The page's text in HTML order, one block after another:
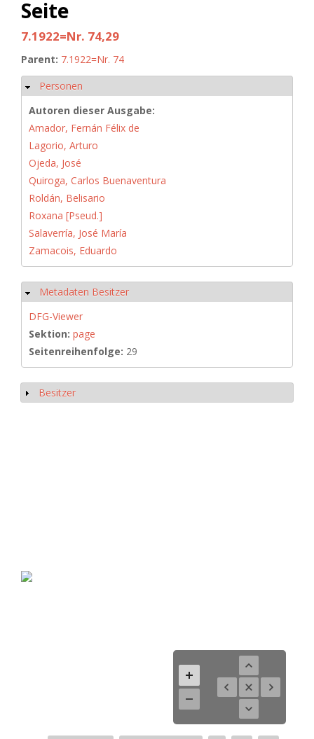
Seite
7.1922=Nr. 74,29
Parent: 7.1922=Nr. 74
Hide
Personen
Autoren dieser Ausgabe:
Amador, Fernán Félix de
Lagorio, Arturo
Ojeda, José
Quiroga, Carlos Buenaventura
Roldán, Belisario
Roxana [Pseud.]
Salaverría, José María
Zamacois, Eduardo
Hide
Metadaten Besitzer
DFG-Viewer
Sektion: page
Seitenreihenfolge: 29
Show
Besitzer